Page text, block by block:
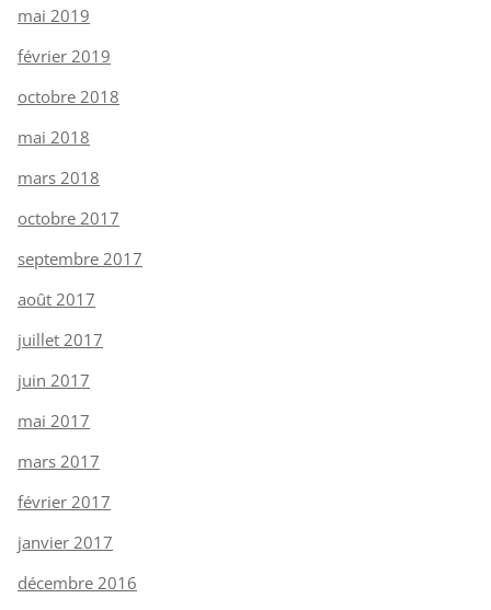
mai 2019
février 2019
octobre 2018
mai 2018
mars 2018
octobre 2017
septembre 2017
août 2017
juillet 2017
juin 2017
mai 2017
mars 2017
février 2017
janvier 2017
décembre 2016